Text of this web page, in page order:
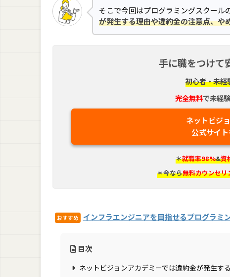
そこで今回はプログラミングスクール
が発生する理由や違約金の注意点、や
手に職をつけて
初心者・未経
完全無料で未経
ネットビジ
公式サイ
＊就職率98%&資
＊今なら無料カウンセリ
おすすめ インフラエンジニアを目指せるプログラミ
目次
ネットビジョンアカデミーでは違約金が発生する